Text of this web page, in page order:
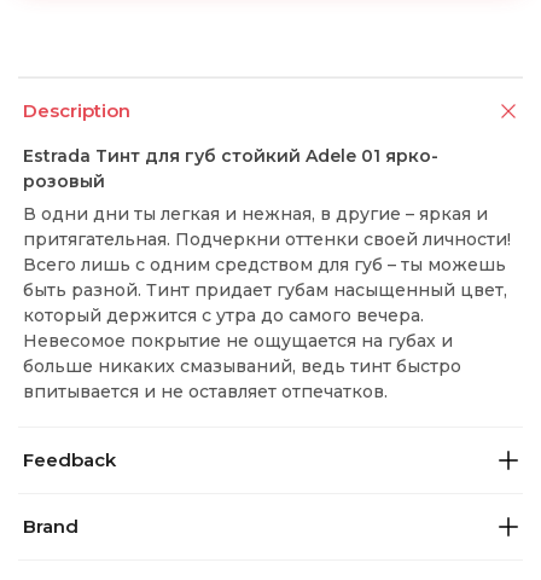
Description
Estrada Тинт для губ стойкий Adele 01 ярко-
розовый
В одни дни ты легкая и нежная, в другие – яркая и
притягательная. Подчеркни оттенки своей личности!
Всего лишь с одним средством для губ – ты можешь
быть разной. Тинт придает губам насыщенный цвет,
который держится с утра до самого вечера.
Невесомое покрытие не ощущается на губах и
больше никаких смазываний, ведь тинт быстро
впитывается и не оставляет отпечатков.
Feedback
Brand